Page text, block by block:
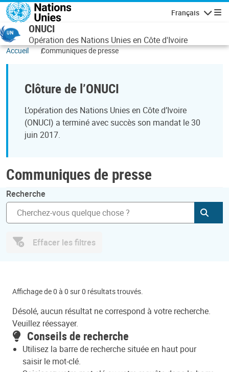
Aller au contenu principal
Français
ONUCI
Opération des Nations Unies en Côte d'Ivoire
Accueil Communiques de presse
Clôture de l’ONUCI
L’opération des Nations Unies en Côte d’Ivoire
(ONUCI) a terminé avec succès son mandat le 30
juin 2017.
Communiques de presse
Recherche
Effacer les filtres
Affichage de 0 à 0 sur 0 résultats trouvés.
Désolé, aucun résultat ne correspond à votre recherche.
Veuillez réessayer.
Conseils de recherche
Utilisez la barre de recherche située en haut pour
saisir le mot-clé.